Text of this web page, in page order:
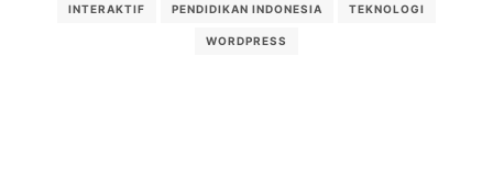
INTERAKTIF PENDIDIKAN INDONESIA TEKNOLOGI
WORDPRESS